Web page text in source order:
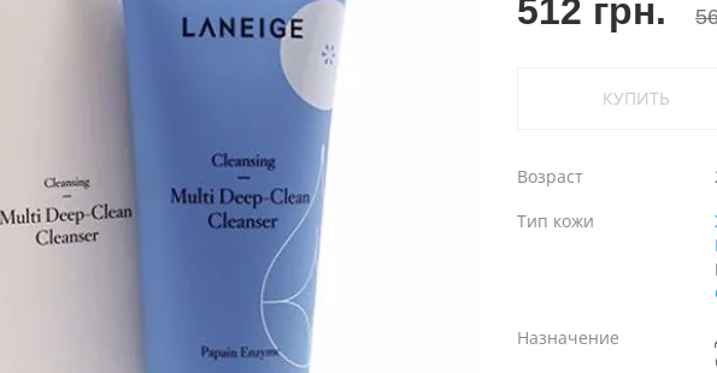
512 грн.
КУПИТЬ
Возраст
Тип кожи
Назначение